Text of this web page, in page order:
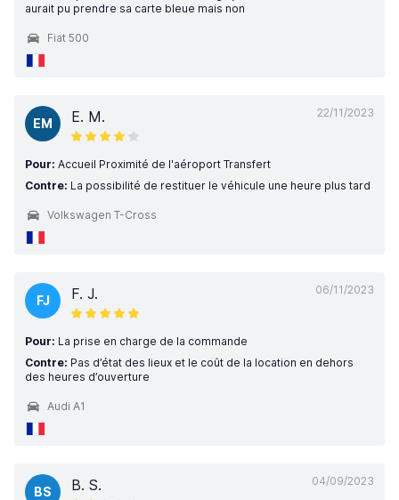
aurait pu prendre sa carte bleue mais non
Fiat 500
22/11/2023
EM E. M.
Pour: Accueil Proximité de l'aéroport Transfert
Contre: La possibilité de restituer le véhicule une heure plus tard
Volkswagen T-Cross
06/11/2023
FJ F. J.
Pour: La prise en charge de la commande
Contre: Pas d’état des lieux et le coût de la location en dehors
des heures d’ouverture
Audi A1
04/09/2023
BS B. S.